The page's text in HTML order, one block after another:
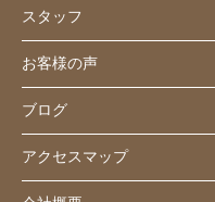
スタッフ
お客様の声
ブログ
アクセスマップ